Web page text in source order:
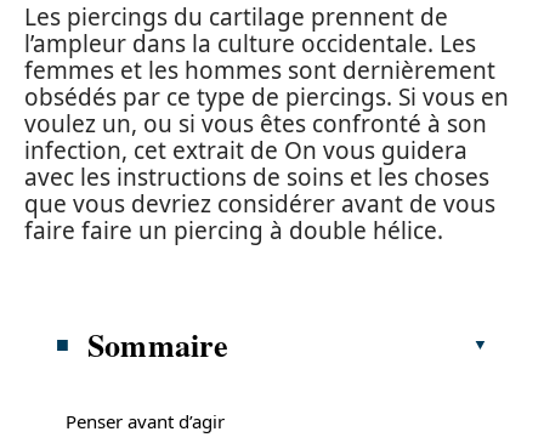
Les piercings du cartilage prennent de
l’ampleur dans la culture occidentale. Les
femmes et les hommes sont dernièrement
obsédés par ce type de piercings. Si vous en
voulez un, ou si vous êtes confronté à son
infection, cet extrait de On vous guidera
avec les instructions de soins et les choses
que vous devriez considérer avant de vous
faire faire un piercing à double hélice.
Sommaire
Penser avant d’agir